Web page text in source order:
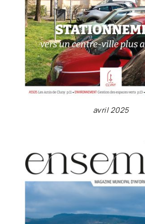
avril 2025